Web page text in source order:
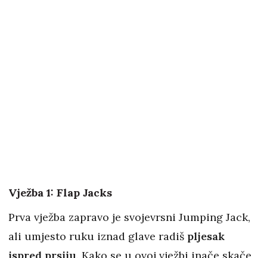
Vježba 1: Flap Jacks
Prva vježba zapravo je svojevrsni Jumping Jack,
ali umjesto ruku iznad glave radiš pljesak